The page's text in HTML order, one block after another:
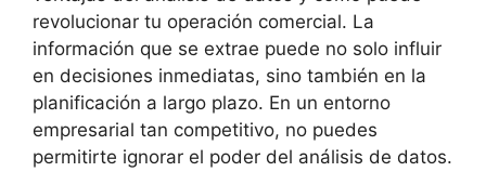
revolucionar tu operación comercial. La
información que se extrae puede no solo influir
en decisiones inmediatas, sino también en la
planificación a largo plazo. En un entorno
empresarial tan competitivo, no puedes
permitirte ignorar el poder del análisis de datos.